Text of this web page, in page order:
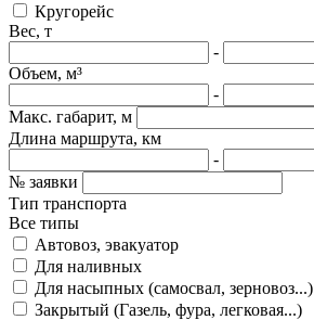
Кругорейс
Вес, т
-
Объем, м³
-
Макс. габарит, м
Длина маршрута, км
-
№ заявки
Тип транспорта
Все типы
Автовоз, эвакуатор
Для наливных
Для насыпных (самосвал, зерновоз...)
Закрытый (Газель, фура, легковая...)